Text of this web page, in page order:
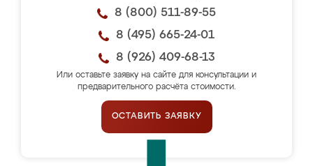
8 (800) 511-89-55
8 (495) 665-24-01
8 (926) 409-68-13
Или оставьте заявку на сайте для консультации и
предварительного расчёта стоимости.
ОСТАВИТЬ ЗАЯВКУ